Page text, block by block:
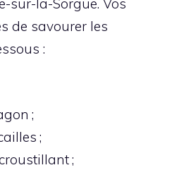
sur-la-Sorgue. Vos
de savourer les
:
;
;
;